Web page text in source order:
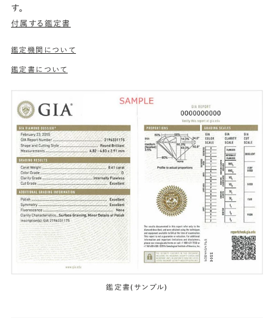
す。
付属する鑑定書
鑑定機関について
鑑定書について
鑑定書(サンプル)